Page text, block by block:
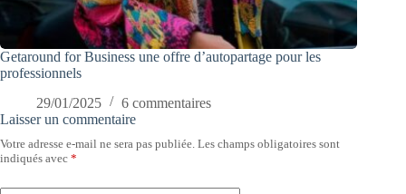
Getaround for Business une offre d’autopartage pour les
professionnels
29/01/2025
6 commentaires
Laisser un commentaire
Votre adresse e-mail ne sera pas publiée. Les champs obligatoires sont
indiqués avec *